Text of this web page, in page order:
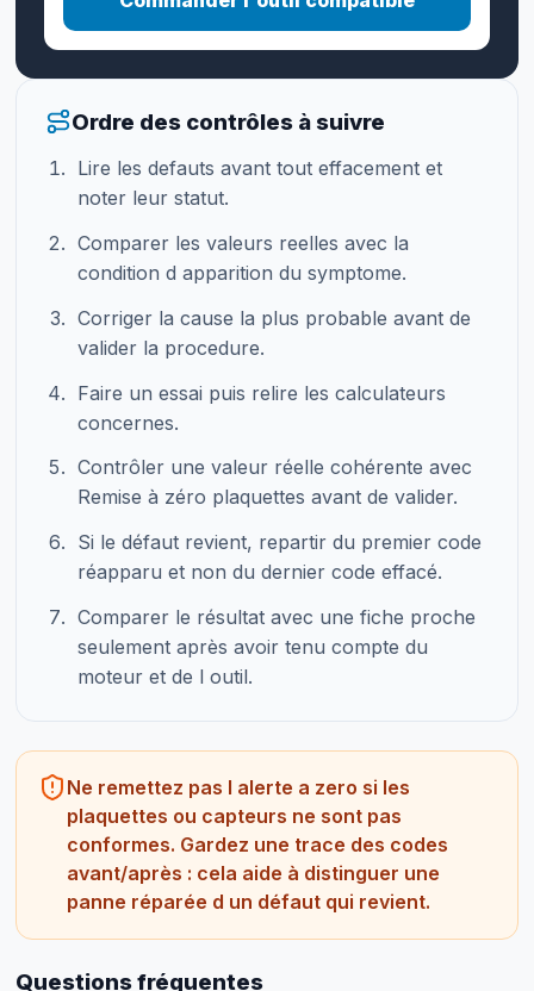
Ordre des contrôles à suivre
Lire les defauts avant tout effacement et
noter leur statut.
Comparer les valeurs reelles avec la
condition d apparition du symptome.
Corriger la cause la plus probable avant de
valider la procedure.
Faire un essai puis relire les calculateurs
concernes.
Contrôler une valeur réelle cohérente avec
Remise à zéro plaquettes avant de valider.
Si le défaut revient, repartir du premier code
réapparu et non du dernier code effacé.
Comparer le résultat avec une fiche proche
seulement après avoir tenu compte du
moteur et de l outil.
Ne remettez pas l alerte a zero si les
plaquettes ou capteurs ne sont pas
conformes. Gardez une trace des codes
avant/après : cela aide à distinguer une
panne réparée d un défaut qui revient.
Questions fréquentes